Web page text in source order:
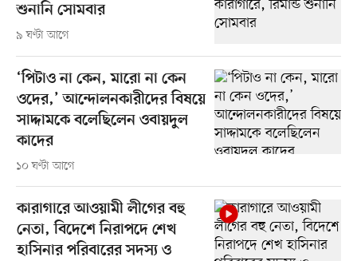
শুনানি সোমবার
৯ ঘণ্টা আগে
‘পিটাও না কেন, মারো না কেন
ওদের,’ আন্দোলনকারীদের বিষয়ে
সাদ্দামকে বলেছিলেন ওবায়দুল
কাদের
১০ ঘণ্টা আগে
কারাগারে আওয়ামী লীগের বহু
নেতা, বিদেশে নিরাপদে শেখ
হাসিনার পরিবারের সদস্য ও